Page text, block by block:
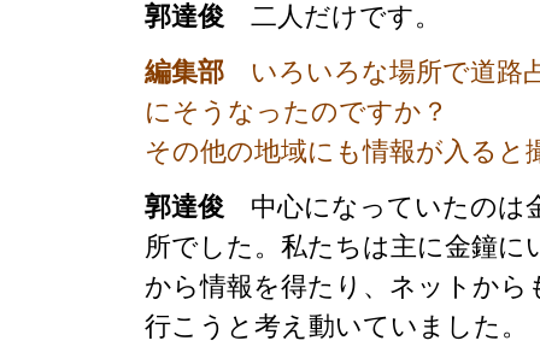
郭達俊 二人だけです。
編集部 いろいろな場所で道路
にそうなったのですか？
その他の地域にも情報が入る
郭達俊 中心になっていたのは
所でした。私たちは主に金鐘
から情報を得たり、ネットか
行こうと考え動いていました。